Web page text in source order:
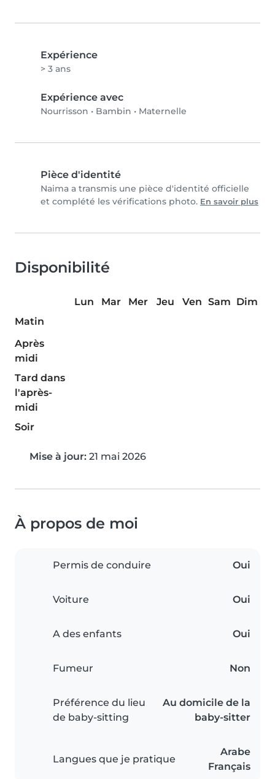
Expérience
> 3 ans
Expérience avec
Nourrisson • Bambin • Maternelle
Pièce d'identité
Naima a transmis une pièce d'identité officielle
et complété les vérifications photo. En savoir plus
Disponibilité
Lun Mar Mer Jeu Ven Sam Dim
Matin
Après
midi
Tard dans
l'après-
midi
Soir
Mise à jour: 21 mai 2026
À propos de moi
Permis de conduire Oui
Voiture Oui
A des enfants Oui
Fumeur Non
Préférence du lieu
de baby-sitting
Au domicile de la
baby-sitter
Langues que je pratique
Arabe
Français